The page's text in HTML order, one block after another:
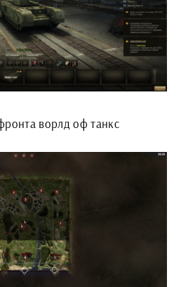
ворлд оф танкс